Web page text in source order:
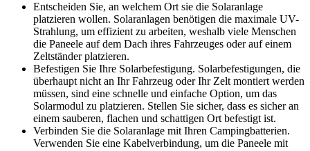
Entscheiden Sie, an​ welchem⁢ Ort sie die Solaranlage
platzieren wollen. Solaranlagen benötigen ⁢die maximale UV-
Strahlung, um effizient zu arbeiten, weshalb viele Menschen
die Paneele auf dem Dach ihres Fahrzeuges oder auf einem
⁤Zeltständer platzieren.
Befestigen Sie ‌Ihre Solarbefestigung. ‍Solarbefestigungen, die
überhaupt nicht an Ihr Fahrzeug oder Ihr‌ Zelt montiert werden
müssen, ‌sind eine ​schnelle und einfache Option, um das‌
Solarmodul zu platzieren. Stellen‌ Sie sicher, dass es sicher an
einem sauberen, flachen und schattigen Ort‍ befestigt ist.
Verbinden Sie die Solaranlage mit Ihren Campingbatterien.
Verwenden Sie eine Kabelverbindung, um die Paneele mit